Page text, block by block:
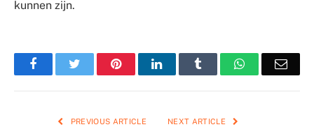
kunnen zijn.
FacebookTwitter PinterestLinkedIn Tumblr WhatsApp
PREVIOUS ARTICLE NEXT ARTICLE